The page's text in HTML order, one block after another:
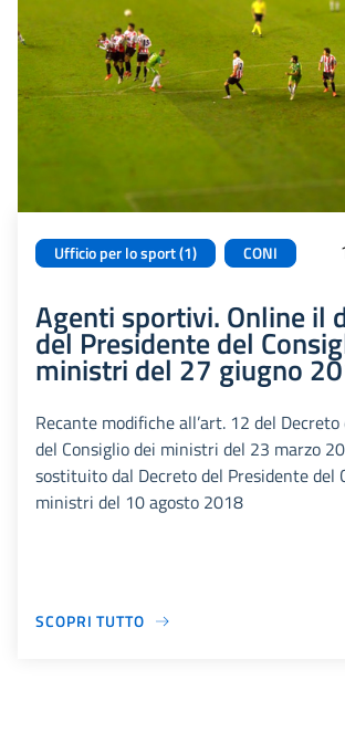
Ufficio per lo sport (1) CONI
Agenti sportivi. Online il
del Presidente del
ministri del 27 giugno
Recante modifiche all’art. 12 del
del Consiglio dei ministri del 23 marzo
sostituito dal Decreto del Presidente del
ministri del 10 agosto 2018
SCOPRI TUTTO